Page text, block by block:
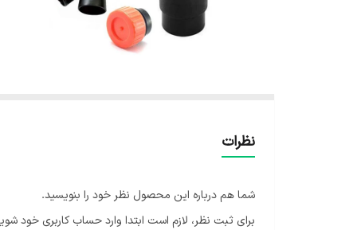
نظرات
شما هم درباره این محصول نظر خود را بنویسید.
برای ثبت نظر، لازم است ابتدا وارد حساب کاربری خود